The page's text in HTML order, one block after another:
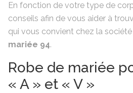
En fonction de votre type de
conseils afin de vous aider à
qui vous convient chez la
mariée 94.
Robe de mariée
« A » et « V »